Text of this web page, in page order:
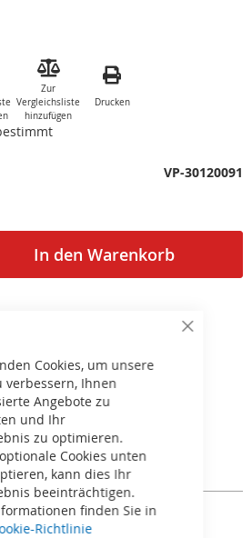
Close
Cookies, um unsere
verbessern, Ihnen
Angebote zu
und Ihr
zu optimieren.
Cookies unten
kann dies Ihr
beeinträchtigen.
finden Sie in
Richtlinie
Zur
Vergleichsliste
hinzufügen
Drucken
In den Warenkorb
VP-30120091
Produkt